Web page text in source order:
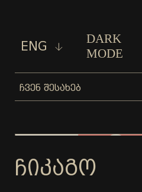
ENG
DARK
MODE
ᲩᲕᲔᲜ ᲨᲔᲡᲐᲮᲔᲑ
ᲩᲘᲙᲐᲒᲝ